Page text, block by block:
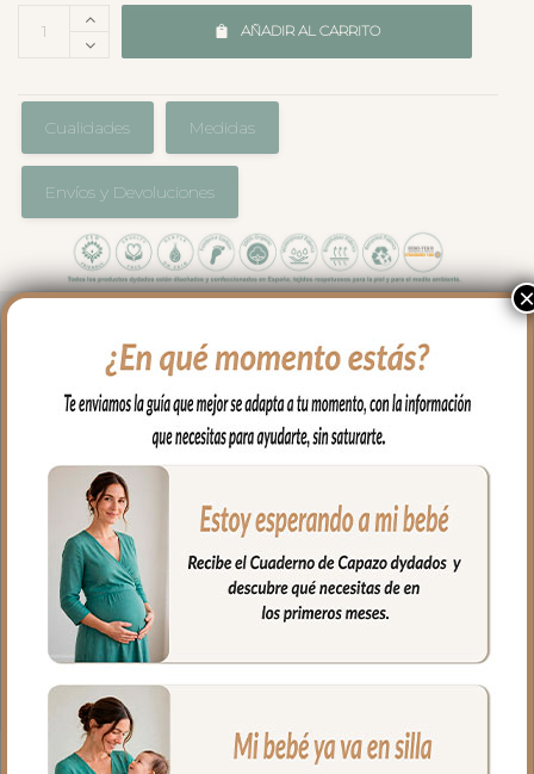
AÑADIR AL CARRITO
Cualidades Medidas
Envíos y Devoluciones
El complemento ideal para llevar a
nuestro bebe en brazos, para usar en el
capazo o en la cuna.
Por un lado, en tejido piqué bordado; un
piqué de algodón y por el otro en piqué
de algodón en liso con puntilla en todo el
borde.
Puedes lavar a mano o en lavadora,
siempre agua fría, jabones no abrasivos y
secado al natural.
×